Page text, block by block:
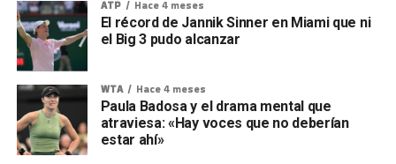
ATP Hace 4 meses
El récord de Jannik Sinner en Miami que ni
el Big 3 pudo alcanzar
WTA Hace 4 meses
Paula Badosa y el drama mental que
atraviesa: «Hay voces que no deberían
estar ahí»